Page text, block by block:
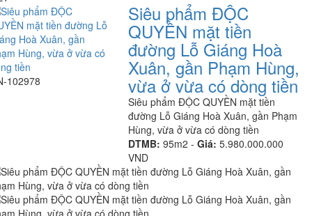
102978
Siêu phẩm ĐỘC
QUYỀN mặt tiền
đường Lỗ Giáng Hoà
Xuân, gần Phạm Hùng,
vừa ở vừa có dòng tiền
Siêu phẩm ĐỘC QUYỀN mặt tiền
đường Lỗ Giáng Hoà Xuân, gần Phạm
Hùng, vừa ở vừa có dòng tiền
DTMB: 95m2 -Giá: 5.980.000.000
VND